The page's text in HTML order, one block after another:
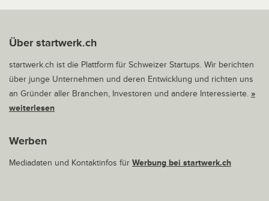
Über startwerk.ch
startwerk.ch ist die Plattform für Schweizer Startups. Wir berichten
über junge Unternehmen und deren Entwicklung und richten uns
an Gründer aller Branchen, Investoren und andere Interessierte. »
weiterlesen
Werben
Mediadaten und Kontaktinfos für Werbung bei startwerk.ch